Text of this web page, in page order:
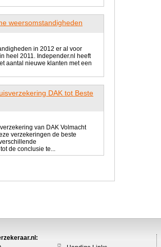
weersomstandigheden
in 2012 er al voor
heel 2011. Independer.nl heeft
aantal nieuwe klanten met een
DAK tot Beste
van DAK Volmacht
verzekeringen de beste
de conclusie te...